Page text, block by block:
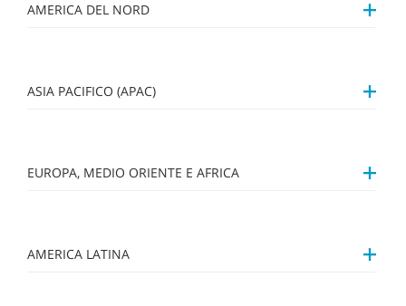
AMERICA DEL NORD
ASIA PACIFICO (APAC)
EUROPA, MEDIO ORIENTE E AFRICA
AMERICA LATINA